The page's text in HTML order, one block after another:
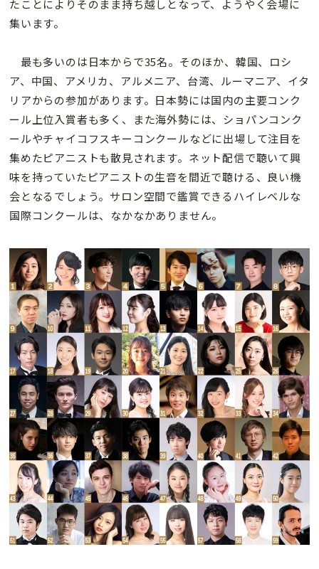
たことによりそのまま持ち越しとなって、ようやく会場に
集います。
最も多いのは日本からで35名。そのほか、韓国、ロシ
ア、中国、アメリカ、アルメニア、台湾、ルーマニア、イタ
リアからの参加があります。日本勢には国内の主要コンク
ール上位入賞者も多く、また海外勢には、ショパンコンク
ールやチャイコフスキーコンクールなどに出場して注目を
集めたピアニストも散見されます。ネット配信で聴いて興
味を持っていたピアニストの生音を間近で聴ける、良い機
会となるでしょう。サロン空間で鑑賞できるハイレベルな
国際コンクールは、なかなかありません。